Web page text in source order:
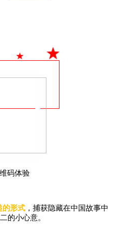
码体验
的形式 ，捕获隐藏在中国故事中
的小心意。